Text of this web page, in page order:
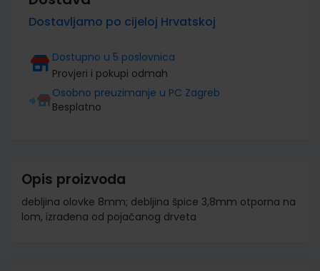
Dostavljamo po cijeloj Hrvatskoj
Dostupno u 5 poslovnica
Provjeri i pokupi odmah
Osobno preuzimanje u PC Zagreb
Besplatno
Opis proizvoda
debljina olovke 8mm; debljina špice 3,8mm otporna na
lom, izrađena od pojačanog drveta